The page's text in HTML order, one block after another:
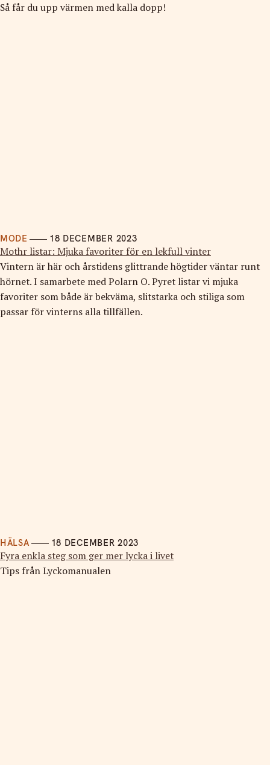
Så får du upp värmen med kalla dopp!
MODE 18 DECEMBER 2023
Mothr listar: Mjuka favoriter för en lekfull vinter
Vintern är här och årstidens glittrande högtider väntar runt
hörnet. I samarbete med Polarn O. Pyret listar vi mjuka
favoriter som både är bekväma, slitstarka och stiliga som
passar för vinterns alla tillfällen.
HÄLSA 18 DECEMBER 2023
Fyra enkla steg som ger mer lycka i livet
Tips från Lyckomanualen